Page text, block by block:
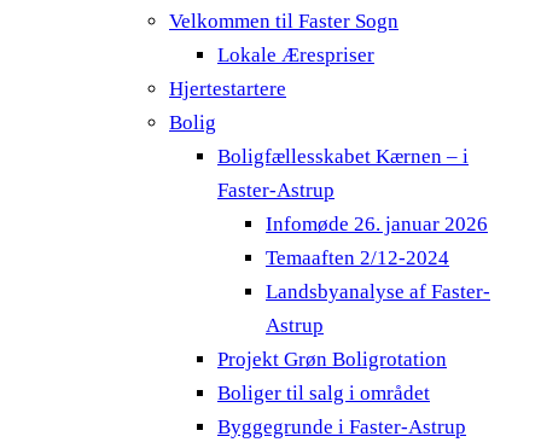
Velkommen til Faster Sogn
Lokale Ærespriser
Hjertestartere
Bolig
Boligfællesskabet Kærnen – i
Faster-Astrup
Infomøde 26. januar 2026
Temaaften 2/12-2024
Landsbyanalyse af Faster-
Astrup
Projekt Grøn Boligrotation
Boliger til salg i området
Byggegrunde i Faster-Astrup